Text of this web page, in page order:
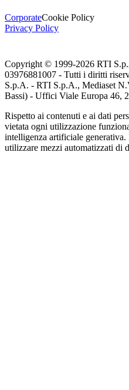
CorporateCookie Policy
Privacy Policy
Copyright © 1999-2026 RTI
03976881007 - Tutti i diritti
S.p.A. - RTI S.p.A., Mediaset
Bassi) - Uffici Viale Europa 46,
Rispetto ai contenuti e ai dati
vietata ogni utilizzazione
intelligenza artificiale
utilizzare mezzi automatizzati di